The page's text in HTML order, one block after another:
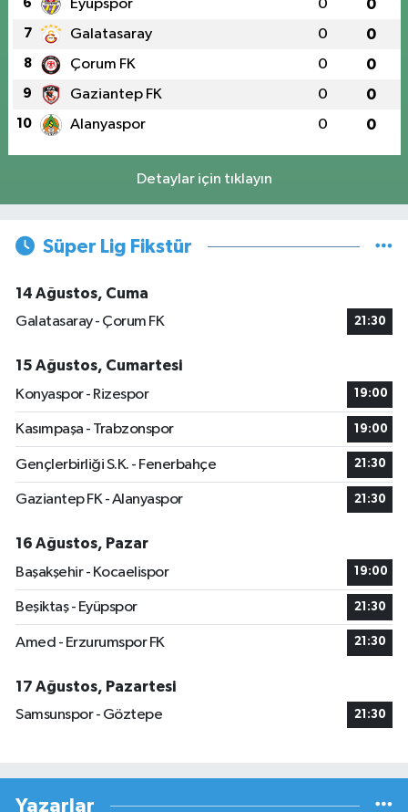
6 Eyüpspor 0 0
7 Galatasaray 0 0
8 Çorum FK 0 0
9 Gaziantep FK 0 0
10 Alanyaspor 0 0
Detaylar için tıklayın
Süper Lig Fikstür
14 Ağustos, Cuma
Galatasaray - Çorum FK
21:30
15 Ağustos, Cumartesi
Konyaspor - Rizespor
19:00
Kasımpaşa - Trabzonspor 19:00
Gençlerbirliği S.K. - Fenerbahçe 21:30
Gaziantep FK - Alanyaspor 21:30
16 Ağustos, Pazar
Başakşehir - Kocaelispor
19:00
Beşiktaş - Eyüpspor 21:30
Amed - Erzurumspor FK 21:30
17 Ağustos, Pazartesi
Samsunspor - Göztepe
21:30
Yazarlar